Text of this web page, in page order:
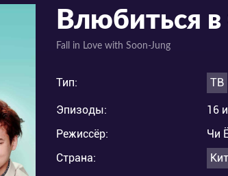
Влюбиться
Fall in Love with Soon-Jung
Тип: ТВ
Эпизоды:
16
Режиссёр:
Чи
Страна: